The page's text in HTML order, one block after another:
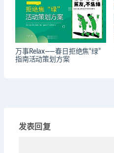
万事Relax——春日拒绝焦“绿”
指南活动策划方案
发表回复